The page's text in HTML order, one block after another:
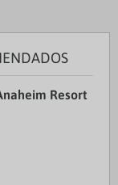
Resort